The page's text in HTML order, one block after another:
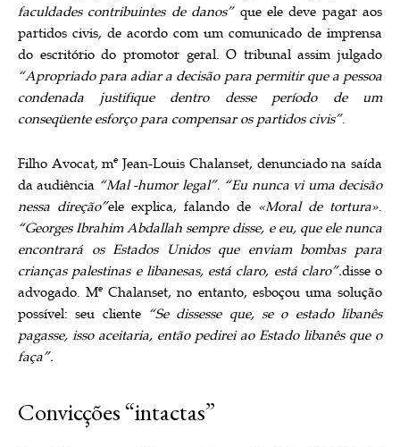
faculdades contribuintes de danos”que ele deve pagar aos
partidos civis, de acordo com um comunicado de imprensa
do escritório do promotor geral. O tribunal assim julgado
“Apropriado para adiar a decisão para permitir que a pessoa
condenada justifique dentro desse período de um
conseqüente esforço para compensar os partidos civis”.
Filho Avocat, me Jean-Louis Chalanset, denunciado na saída
da audiência “Mal -humor legal”. “Eu nunca vi uma decisão
nessa direção”ele explica, falando de «Moral de tortura».
“Georges Ibrahim Abdallah sempre disse, e eu, que ele nunca
encontrará os Estados Unidos que enviam bombas para
crianças palestinas e libanesas, está claro, está claro”.disse o
advogado. Me Chalanset, no entanto, esboçou uma solução
possível: seu cliente “Se dissesse que, se o estado libanês
pagasse, isso aceitaria, então pedirei ao Estado libanês que o
faça”.
Convicções “intactas”